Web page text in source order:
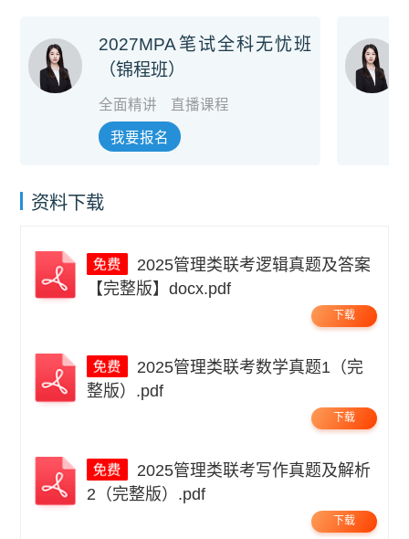
2027MPA笔试全科无忧班
（锦程班）
全面精讲 直播课程
我要报名
资料下载
【完整版】docx.pdf
下载
整版）.pdf
下载
2（完整版）.pdf
下载